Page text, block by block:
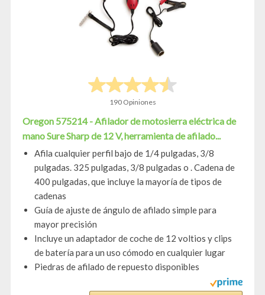
190 Opiniones
Oregon 575214 - Afilador de motosierra eléctrica de
mano Sure Sharp de 12 V, herramienta de afilado...
Afila cualquier perfil bajo de 1/4 pulgadas, 3/8
pulgadas. 325 pulgadas, 3/8 pulgadas o . Cadena de
400 pulgadas, que incluye la mayoría de tipos de
cadenas
Guía de ajuste de ángulo de afilado simple para
mayor precisión
Incluye un adaptador de coche de 12 voltios y clips
de batería para un uso cómodo en cualquier lugar
Piedras de afilado de repuesto disponibles